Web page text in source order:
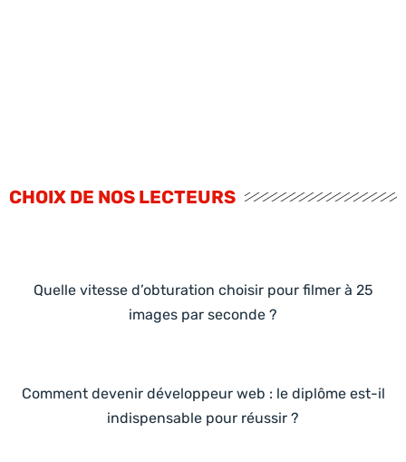
CHOIX DE NOS LECTEURS
Quelle vitesse d’obturation choisir pour filmer à 25
images par seconde ?
Comment devenir développeur web : le diplôme est-il
indispensable pour réussir ?